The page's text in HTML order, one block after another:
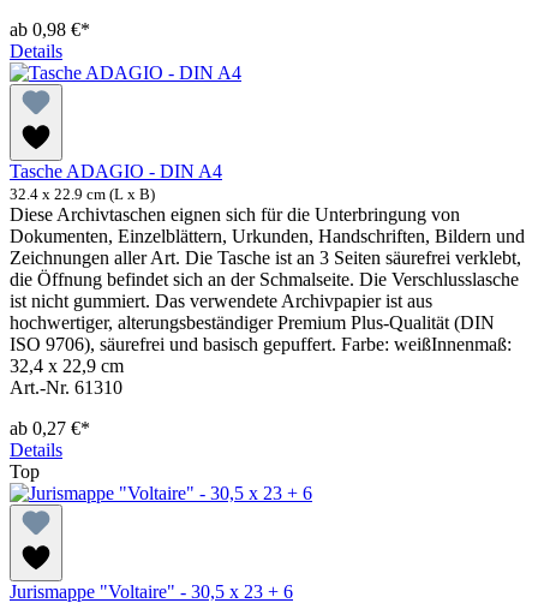
ab 0,98 €*
Details
Tasche ADAGIO - DIN A4
32.4 x 22.9 cm (L x B)
Diese Archivtaschen eignen sich für die Unterbringung von
Dokumenten, Einzelblättern, Urkunden, Handschriften, Bildern und
Zeichnungen aller Art. Die Tasche ist an 3 Seiten säurefrei verklebt,
die Öffnung befindet sich an der Schmalseite. Die Verschlusslasche
ist nicht gummiert. Das verwendete Archivpapier ist aus
hochwertiger, alterungsbeständiger Premium Plus-Qualität (DIN
ISO 9706), säurefrei und basisch gepuffert. Farbe: weißInnenmaß:
32,4 x 22,9 cm
Art.-Nr. 61310
ab 0,27 €*
Details
Top
Jurismappe "Voltaire" - 30,5 x 23 + 6